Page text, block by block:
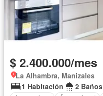
$ 2.400.000/mes
La Alhambra, Manizales
1 Habitación
2 Baños